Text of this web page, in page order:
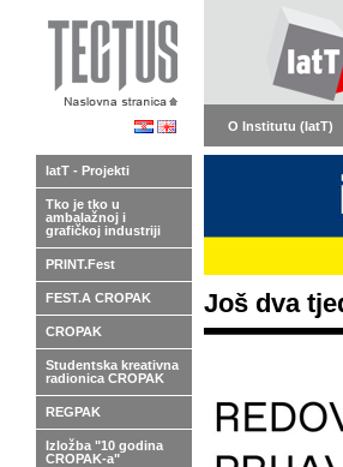
O Institutu (IatT)
Još dva
IatT - Projekti
Tko je tko u
ambalažnoj i
grafičkoj industriji
PRINT.Fest
FEST.A CROPAK
CROPAK
Studentska kreativna
radionica CROPAK
REGPAK
Izložba "10 godina
CROPAK-a"